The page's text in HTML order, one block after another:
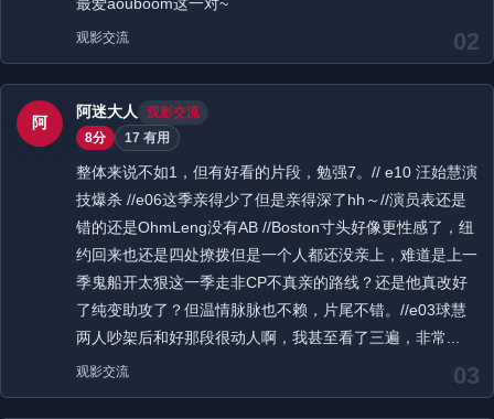
02
观影交流
03
阿
阿迷大人
观影交流
8分
17 有用
整体来说不如1，但有好看的片段，勉强7。// e10 汪始慧演
技爆杀 //e06这季亲得少了但是亲得深了hh～//演员表还是
错的还是OhmLeng没有AB //Boston寸头好像更性感了，纽
约回来也还是四处撩拨但是一个人都还没亲上，难道是上一
季鬼船开太狠这一季走非CP不真亲的路线？还是他真改好
了纯变助攻了？但温情脉脉也不赖，片尾不错。//e03球慧
两人吵架后和好那段很动人啊，我甚至看了三遍，非常...
观影交流